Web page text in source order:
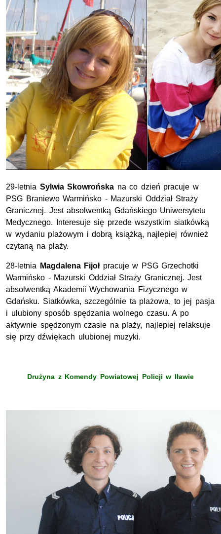
29-letnia Sylwia Skowrońska na co dzień pracuje w
PSG Braniewo Warmińsko - Mazurski Oddział Straży
Granicznej. Jest absolwentką Gdańskiego Uniwersytetu
Medycznego. Interesuje się przede wszystkim siatkówką
w wydaniu plażowym i dobrą książką, najlepiej również
czytaną na plaży.
28-letnia Magdalena Fijoł pracuje w PSG Grzechotki
Warmińsko - Mazurski Oddział Straży Granicznej. Jest
absolwentką Akademii Wychowania Fizycznego w
Gdańsku. Siatkówka, szczególnie ta plażowa, to jej pasja
i ulubiony sposób spędzania wolnego czasu. A po
aktywnie spędzonym czasie na plaży, najlepiej relaksuje
się przy dźwiękach ulubionej muzyki.
Drużyna z Komendy Powiatowej Policji w Iławie